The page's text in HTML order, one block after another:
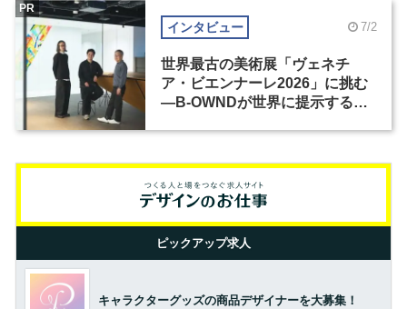
インタビュー 7/2
世界最古の美術展「ヴェネチ
ア・ビエンナーレ2026」に挑む
―B-OWNDが世界に提示する美
PR
ピックアップ求人
キャラクターグッズの商品デザイナーを大募集！